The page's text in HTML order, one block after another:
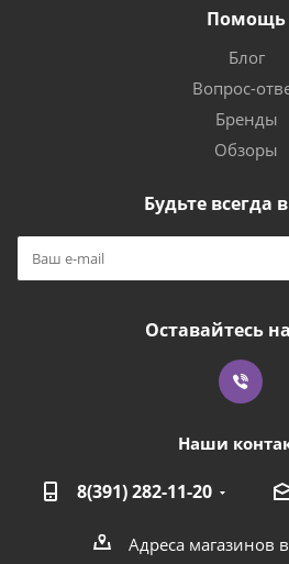
Помощь
Блог
Вопрос-
Бренды
Обзоры
Будьте всегда
Оставайтесь
Наши
8(391) 282-11-20
Адреса магазинов